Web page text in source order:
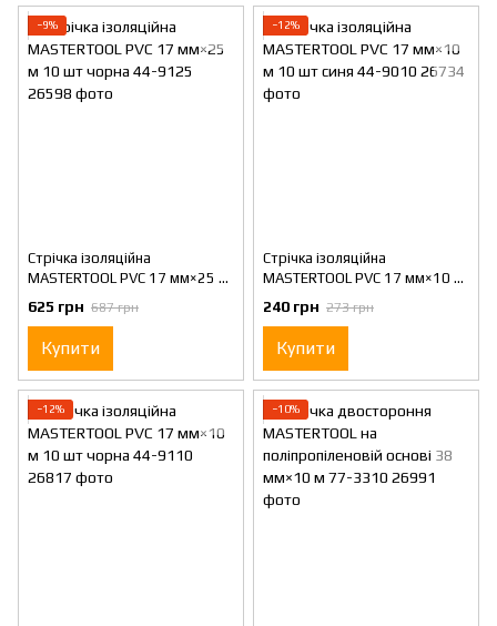
−9%
Стрічка ізоляційна
MASTERTOOL PVC 17 мм×25 м
10 шт чорна 44-9125
625 грн 687 грн
Купити
−12%
Стрічка ізоляційна
MASTERTOOL PVC 17 мм×10 м
10 шт синя 44-9010
240 грн 273 грн
Купити
−12% −10%